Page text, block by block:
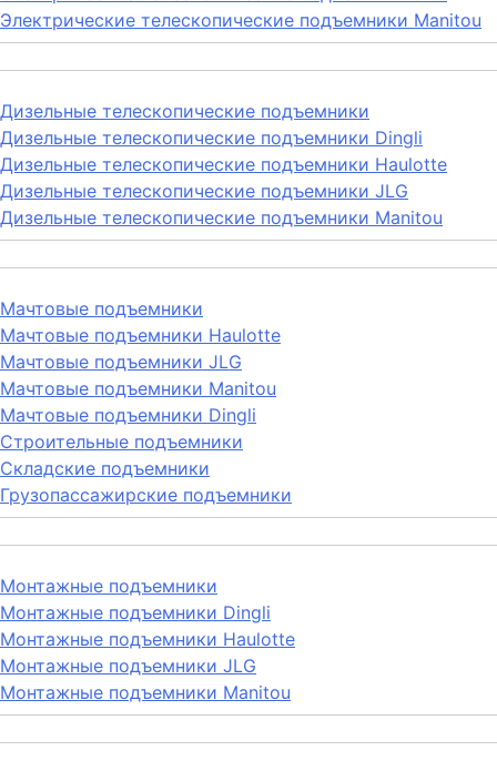
Электрические телескопические подъемники Manitou
Дизельные телескопические подъемники
Дизельные телескопические подъемники Dingli
Дизельные телескопические подъемники Haulotte
Дизельные телескопические подъемники JLG
Дизельные телескопические подъемники Manitou
Мачтовые подъемники
Мачтовые подъемники Haulotte
Мачтовые подъемники JLG
Мачтовые подъемники Manitou
Мачтовые подъемники Dingli
Строительные подъемники
Складские подъемники
Грузопассажирские подъемники
Монтажные подъемники
Монтажные подъемники Dingli
Монтажные подъемники Haulotte
Монтажные подъемники JLG
Монтажные подъемники Manitou